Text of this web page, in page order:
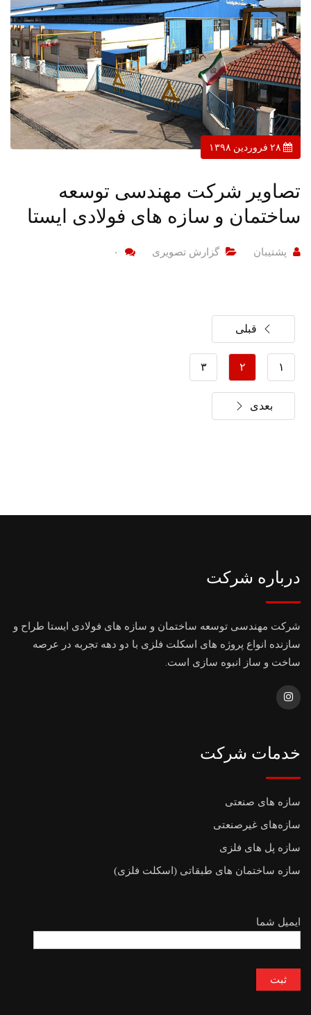
تصاویر شرکت مهندسی توسعه
ساختمان و سازه های فولادی ایستا
پشتیبان گزارش تصویری ۰
قبلی
۱ ۲ ۳
بعدی
درباره شرکت
شرکت مهندسی توسعه ساختمان و سازه های فولادی ایستا طراح و
سازنده انواع پروژه های اسکلت فلزی با دو دهه تجربه در عرصه
ساخت و ساز انبوه سازی است.
خدمات شرکت
سازه های صنعتی
سازه‌های غیرصنعتی
سازه پل های فلزی
سازه ساختمان های طبقاتی (اسکلت فلزی)
ایمیل شما